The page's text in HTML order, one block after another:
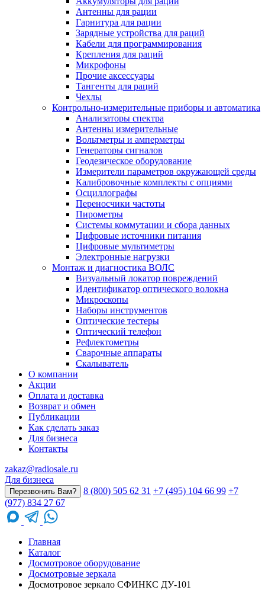
Антенны для рации
Гарнитура для рации
Зарядные устройства для раций
Кабели для программирования
Крепления для раций
Микрофоны
Прочие аксессуары
Тангенты для раций
Чехлы
Контрольно-измерительные приборы и автоматика
Анализаторы спектра
Антенны измерительные
Вольтметры и амперметры
Генераторы сигналов
Геодезическое оборудование
Измерители параметров окружающей среды
Калибровочные комплекты с опциями
Осциллографы
Переносчики частоты
Пирометры
Системы коммутации и сбора данных
Цифровые источники питания
Цифровые мультиметры
Электронные нагрузки
Монтаж и диагностика ВОЛС
Визуальный локатор повреждений
Идентификатор оптического волокна
Микроскопы
Наборы инструментов
Оптические тестеры
Оптический телефон
Рефлектометры
Сварочные аппараты
Скалыватель
О компании
Акции
Оплата и доставка
Возврат и обмен
Публикации
Как сделать заказ
Для бизнеса
Контакты
zakaz@radiosale.ru
Для бизнеса
Перезвонить Вам? 8 (800) 505 62 31 +7 (495) 104 66 99 +7
(977) 834 27 67
Главная
Каталог
Досмотровое оборудование
Досмотровые зеркала
Досмотровое зеркало СФИНКС ДУ-101